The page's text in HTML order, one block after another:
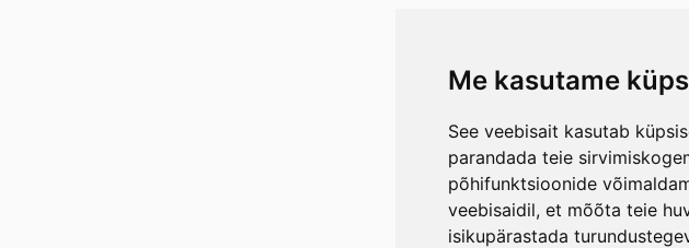
Me kasutame
See veebisait kasutab
parandada teie
põhifunktsioonide
veebisaidil, et mõõta teie
isikupärastada